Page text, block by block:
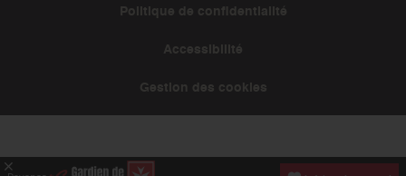
Politique de confidentialité
Accessibilité
Gestion des cookies